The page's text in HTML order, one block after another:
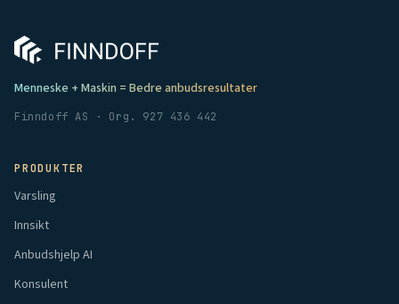
Menneske + Maskin = Bedre anbudsresultater
Finndoff AS · Org. 927 436 442
PRODUKTER
Varsling
Innsikt
Anbudshjelp AI
Konsulent